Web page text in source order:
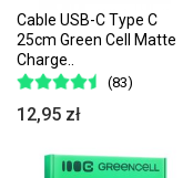
Cable USB-C Type C
25cm Green Cell Matte
Charge..
(83)
12,95 zł